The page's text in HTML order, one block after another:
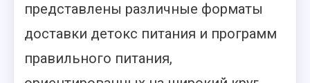
представлены различные форматы
доставки детокс питания и программ
правильного питания,